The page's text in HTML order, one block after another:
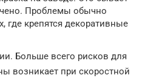
Проблемы обычно
где крепятся декоративные
Больше всего рисков для
возникает при скоростной